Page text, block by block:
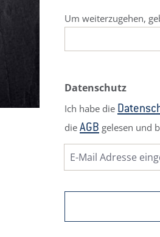
Um weiterzugehen,
Datenschutz
Ich habe die
die AGB gelesen und